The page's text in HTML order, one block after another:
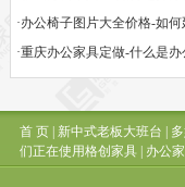
·重庆办公家具定做-什么是办
首 页| 新中式老板大班台 |
们正在使用格创家具| 办公